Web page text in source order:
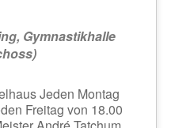
Gymnastikhalle
Jeden Montag
Freitag von 18.00